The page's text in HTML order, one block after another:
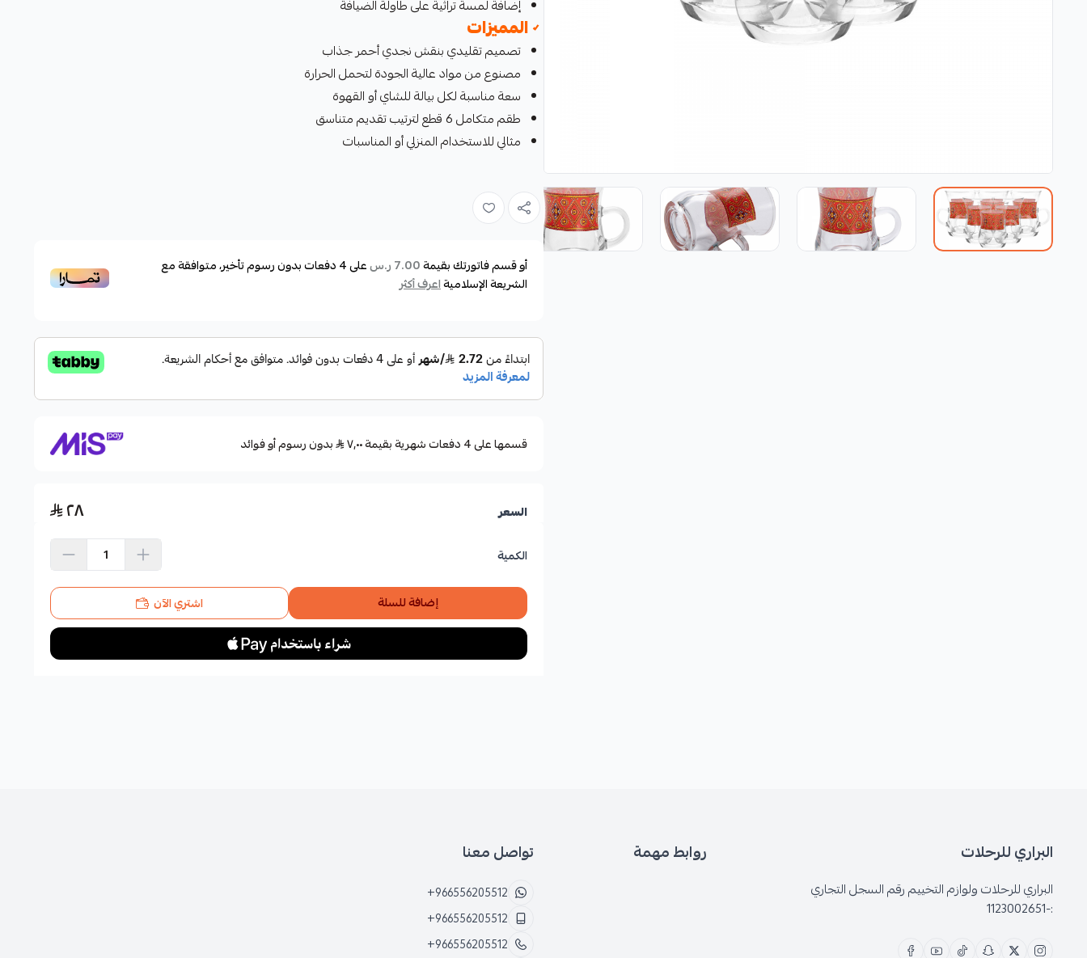
إضافة لمسة تراثية على طاولة الضيافة
✓ المميزات
تصميم تقليدي بنقش نجدي أحمر جذاب
مصنوع من مواد عالية الجودة لتحمل الحرارة
سعة مناسبة لكل بيالة للشاي أو القهوة
طقم متكامل 6 قطع لترتيب تقديم متناسق
مثالي للاستخدام المنزلي أو المناسبات
أو قسم فاتورتك بقيمة7.00 ر.س على4دفعات بدون رسوم تأخير، متوافقة مع
الشريعة الإسلاميةاعرف أكثر
قسمها على 4 دفعات شهرية بقيمة ٧٫٠٠ بدون رسوم أو فوائد
السعر ٢٨
الكمية
إضافة للسلة اشتري الآن
البراري للرحلات
البراري للرحلات ولوازم التخييم رقم السجل التجاري
:-1123002651
روابط مهمة تواصل معنا
+966556205512
+966556205512
+966556205512